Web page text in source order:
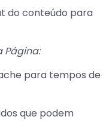
do conteúdo para
Página:
para tempos de
que podem